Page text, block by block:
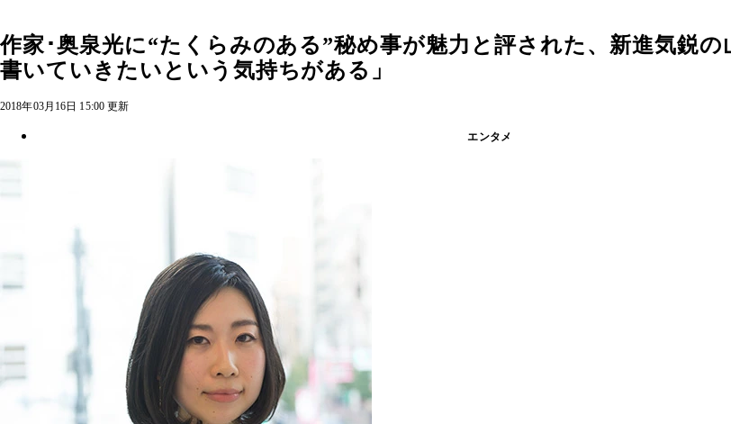
作家･奥泉光に“たくらみのある”秘め事が魅力と評された、新進気鋭の
書いていきたいという気持ちがある」
2018年03月16日 15:00 更新
エンタメ